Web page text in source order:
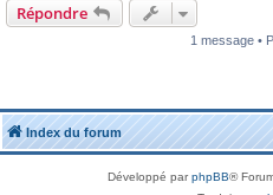
Répondre
1 message •
Index du forum
Développé parphpBB®